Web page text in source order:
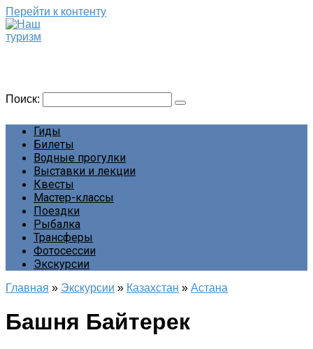
Перейти к контенту
Поиск:
Гиды
Билеты
Водные прогулки
Выставки и лекции
Квесты
Мастер-классы
Поездки
Рыбалка
Трансферы
Фотосессии
Экскурсии
Главная » Экскурсии » Казахстан » Астана
Башня Байтерек